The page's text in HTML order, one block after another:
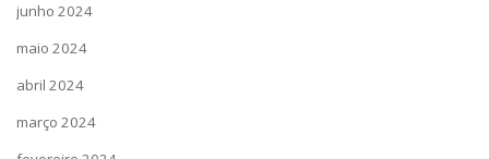
junho 2024
maio 2024
abril 2024
março 2024